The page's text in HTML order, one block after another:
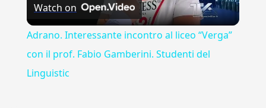
Video
Watch on
Adrano. Interessante incontro al liceo “Verga”
con il prof. Fabio Gamberini. Studenti del
Linguistic